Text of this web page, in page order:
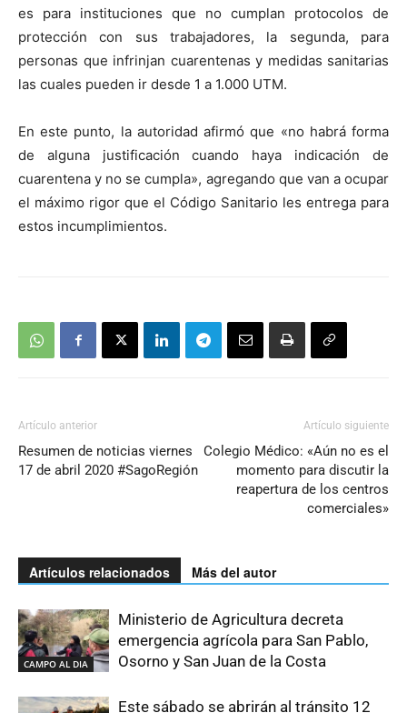
es para instituciones que no cumplan protocolos de
protección con sus trabajadores, la segunda, para
personas que infrinjan cuarentenas y medidas sanitarias
las cuales pueden ir desde 1 a 1.000 UTM.
En este punto, la autoridad afirmó que «no habrá forma
de alguna justificación cuando haya indicación de
cuarentena y no se cumpla», agregando que van a ocupar
el máximo rigor que el Código Sanitario les entrega para
estos incumplimientos.
Artículo anterior
Resumen de noticias viernes
17 de abril 2020 #SagoRegión
Artículo siguiente
Colegio Médico: «Aún no es el
momento para discutir la
reapertura de los centros
comerciales»
Artículos relacionados Más del autor
CAMPO AL DIA
Ministerio de Agricultura decreta
emergencia agrícola para San Pablo,
Osorno y San Juan de la Costa
Este sábado se abrirán al tránsito 12